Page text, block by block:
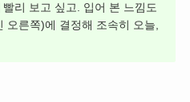
리 보고 싶고. 입어 본 느낌도
오른쪽)에 결정해 조속히 오늘,